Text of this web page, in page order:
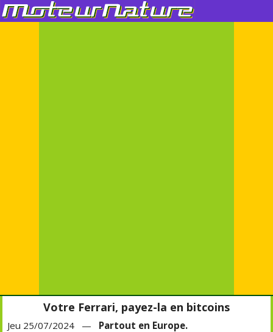
Votre Ferrari, payez-la en bitcoins
Jeu 25/07/2024 — Partout en Europe.